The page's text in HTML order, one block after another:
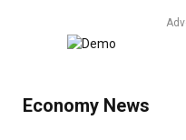
Economy News